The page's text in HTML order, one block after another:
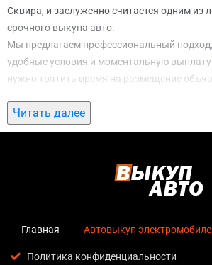
Сквира, и заслуженно считается одним из
срочного выкупа авто.
Мы предлагаем профессиональный
удобные условия и моментальную
нужно тратить время на размещение
ожидание. С нами вы можете
Сквиравсего за 1 день.
автовыкуп электромобилей
озвучивается сразу после
Прозрачные условия— все этапы
Читать далее
Главная Автовыкуп
Политика конфиденциальности